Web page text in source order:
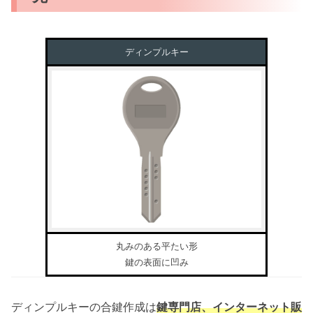
ディンプルキー
丸みのある平たい形
鍵の表面に凹み
ディンプルキーの合鍵作成は鍵専門店、インターネット販